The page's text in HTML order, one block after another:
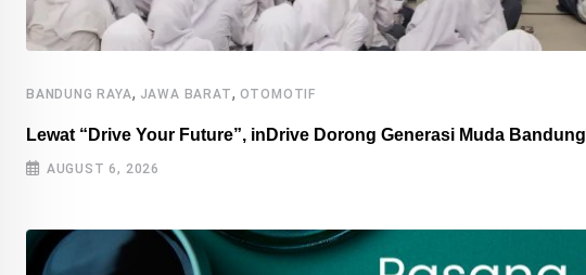
BANDUNG RAYA, JAWA BARAT, OTOMOTIF
Lewat “Drive Your Future”, inDrive Dorong Generasi Muda Bandung
AUGUST 6, 2026